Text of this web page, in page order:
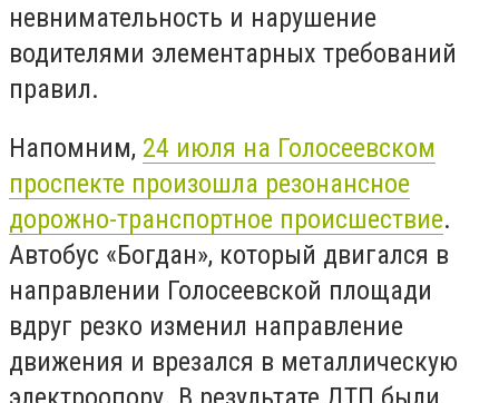
невнимательность и нарушение
водителями элементарных требований
правил.
Напомним, 24 июля на Голосеевском
проспекте произошла резонансное
дорожно-транспортное происшествие.
Автобус «Богдан», который двигался в
направлении Голосеевской площади
вдруг резко изменил направление
движения и врезался в металлическую